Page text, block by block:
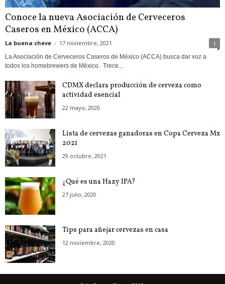
Conoce la nueva Asociación de Cerveceros
Caseros en México (ACCA)
La buena cheve - 17 noviembre, 2021 1
La Asociación de Cerveceros Caseros de México (ACCA) busca dar voz a
todos los homebrewers de México. Trece...
CDMX declara producción de cerveza como
actividad esencial
22 mayo, 2020
Lista de cervezas ganadoras en Copa Cerveza Mx
2021
29 octubre, 2021
¿Qué es una Hazy IPA?
27 julio, 2020
Tips para añejar cervezas en casa
12 noviembre, 2020